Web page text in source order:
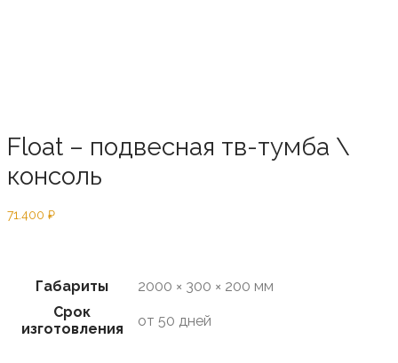
Float – подвесная тв-тумба \
консоль
71.400 ₽
Габариты
2000 × 300 × 200 мм
Срок
изготовления
от 50 дней